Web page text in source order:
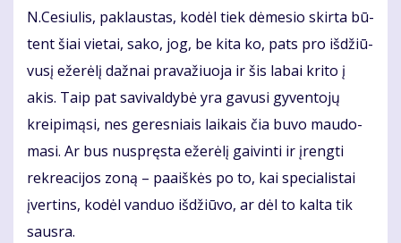
N.Ce­siu­lis, pa­klaus­tas, ko­dėl tiek dė­me­sio skir­ta bū­
tent šiai vie­tai, sa­ko, jog, be ki­ta ko, pats pro iš­džiū­
vu­sį eže­rė­lį daž­nai pra­va­žiuo­ja ir šis la­bai kri­to į
akis. Taip pat sa­vi­val­dy­bė yra ga­vu­si gy­ven­to­jų
krei­pi­mą­si, nes ge­res­niais lai­kais čia bu­vo mau­do­
ma­si. Ar bus nu­spręs­ta eže­rė­lį gai­vin­ti ir įreng­ti
rek­re­a­ci­jos zo­ną – pa­aiš­kės po to, kai spe­cia­lis­tai
įver­tins, ko­dėl van­duo iš­džiū­vo, ar dėl to kal­ta tik
saus­ra.